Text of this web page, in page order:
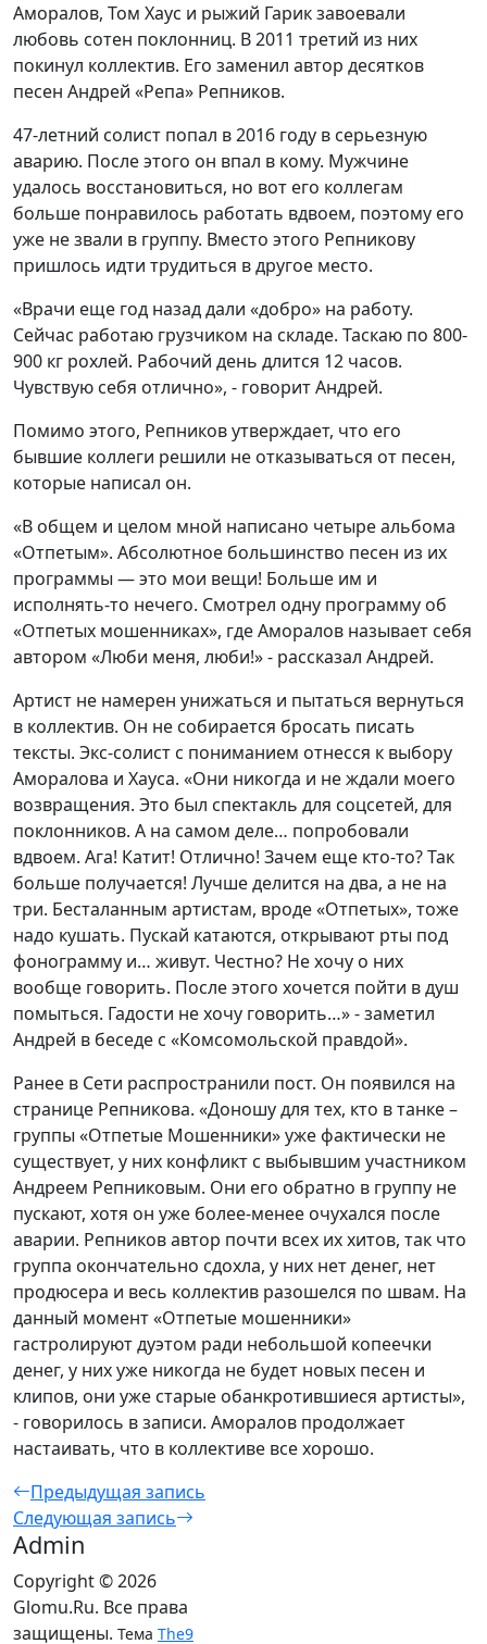
Аморалов, Том Хаус и рыжий Гарик завоевали
любовь сотен поклонниц. В 2011 третий из них
покинул коллектив. Его заменил автор десятков
песен Андрей «Репа» Репников.
47-летний солист попал в 2016 году в серьезную
аварию. После этого он впал в кому. Мужчине
удалось восстановиться, но вот его коллегам
больше понравилось работать вдвоем, поэтому его
уже не звали в группу. Вместо этого Репникову
пришлось идти трудиться в другое место.
«Врачи еще год назад дали «добро» на работу.
Сейчас работаю грузчиком на складе. Таскаю по 800-
900 кг рохлей. Рабочий день длится 12 часов.
Чувствую себя отлично», - говорит Андрей.
Помимо этого, Репников утверждает, что его
бывшие коллеги решили не отказываться от песен,
которые написал он.
«В общем и целом мной написано четыре альбома
«Отпетым». Абсолютное большинство песен из их
программы — это мои вещи! Больше им и
исполнять-то нечего. Смотрел одну программу об
«Отпетых мошенниках», где Аморалов называет себя
автором «Люби меня, люби!» - рассказал Андрей.
Артист не намерен унижаться и пытаться вернуться
в коллектив. Он не собирается бросать писать
тексты. Экс-солист с пониманием отнесся к выбору
Аморалова и Хауса. «Они никогда и не ждали моего
возвращения. Это был спектакль для соцсетей, для
поклонников. А на самом деле… попробовали
вдвоем. Ага! Катит! Отлично! Зачем еще кто-то? Так
больше получается! Лучше делится на два, а не на
три. Бесталанным артистам, вроде «Отпетых», тоже
надо кушать. Пускай катаются, открывают рты под
фонограмму и… живут. Честно? Не хочу о них
вообще говорить. После этого хочется пойти в душ
помыться. Гадости не хочу говорить…» - заметил
Андрей в беседе с «Комсомольской правдой».
Ранее в Сети распространили пост. Он появился на
странице Репникова. «Доношу для тех, кто в танке –
группы «Отпетые Мошенники» уже фактически не
существует, у них конфликт с выбывшим участником
Андреем Репниковым. Они его обратно в группу не
пускают, хотя он уже более-менее очухался после
аварии. Репников автор почти всех их хитов, так что
группа окончательно сдохла, у них нет денег, нет
продюсера и весь коллектив разошелся по швам. На
данный момент «Отпетые мошенники»
гастролируют дуэтом ради небольшой копеечки
денег, у них уже никогда не будет новых песен и
клипов, они уже старые обанкротившиеся артисты»,
- говорилось в записи. Аморалов продолжает
настаивать, что в коллективе все хорошо.
Предыдущая запись
Следующая запись
Admin
Copyright © 2026
Glomu.Ru. Все права
защищены. Тема The9